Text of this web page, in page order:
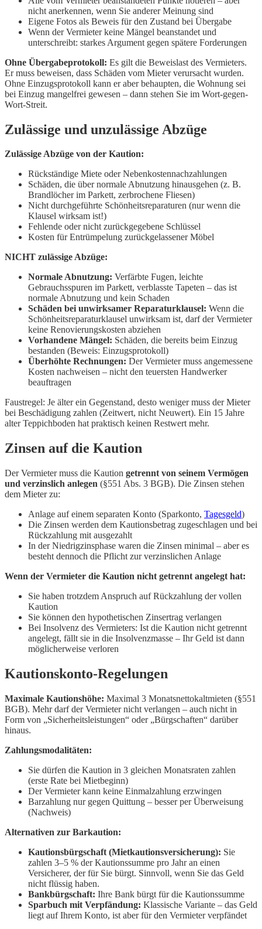
nicht anerkennen, wenn Sie anderer Meinung sind
Eigene Fotos als Beweis für den Zustand bei Übergabe
Wenn der Vermieter keine Mängel beanstandet und
unterschreibt: starkes Argument gegen spätere Forderungen
Ohne Übergabeprotokoll: Es gilt die Beweislast des Vermieters.
Er muss beweisen, dass Schäden vom Mieter verursacht wurden.
Ohne Einzugsprotokoll kann er aber behaupten, die Wohnung sei
bei Einzug mangelfrei gewesen – dann stehen Sie im Wort-gegen-
Wort-Streit.
Zulässige und unzulässige Abzüge
Zulässige Abzüge von der Kaution:
Rückständige Miete oder Nebenkostennachzahlungen
Schäden, die über normale Abnutzung hinausgehen (z. B.
Brandlöcher im Parkett, zerbrochene Fliesen)
Nicht durchgeführte Schönheitsreparaturen (nur wenn die
Klausel wirksam ist!)
Fehlende oder nicht zurückgegebene Schlüssel
Kosten für Entrümpelung zurückgelassener Möbel
NICHT zulässige Abzüge:
Normale Abnutzung: Verfärbte Fugen, leichte
Gebrauchsspuren im Parkett, verblasste Tapeten – das ist
normale Abnutzung und kein Schaden
Schäden bei unwirksamer Reparaturklausel: Wenn die
Schönheitsreparaturklausel unwirksam ist, darf der Vermieter
keine Renovierungskosten abziehen
Vorhandene Mängel: Schäden, die bereits beim Einzug
bestanden (Beweis: Einzugsprotokoll)
Überhöhte Rechnungen: Der Vermieter muss angemessene
Kosten nachweisen – nicht den teuersten Handwerker
beauftragen
Faustregel: Je älter ein Gegenstand, desto weniger muss der Mieter
bei Beschädigung zahlen (Zeitwert, nicht Neuwert). Ein 15 Jahre
alter Teppichboden hat praktisch keinen Restwert mehr.
Zinsen auf die Kaution
Der Vermieter muss die Kaution getrennt von seinem Vermögen
und verzinslich anlegen (§551 Abs. 3 BGB). Die Zinsen stehen
dem Mieter zu:
Anlage auf einem separaten Konto (Sparkonto, Tagesgeld)
Die Zinsen werden dem Kautionsbetrag zugeschlagen und bei
Rückzahlung mit ausgezahlt
In der Niedrigzinsphase waren die Zinsen minimal – aber es
besteht dennoch die Pflicht zur verzinslichen Anlage
Wenn der Vermieter die Kaution nicht getrennt angelegt hat:
Sie haben trotzdem Anspruch auf Rückzahlung der vollen
Kaution
Sie können den hypothetischen Zinsertrag verlangen
Bei Insolvenz des Vermieters: Ist die Kaution nicht getrennt
angelegt, fällt sie in die Insolvenzmasse – Ihr Geld ist dann
möglicherweise verloren
Kautionskonto-Regelungen
Maximale Kautionshöhe: Maximal 3 Monatsnettokaltmieten (§551
BGB). Mehr darf der Vermieter nicht verlangen – auch nicht in
Form von „Sicherheitsleistungen“ oder „Bürgschaften“ darüber
hinaus.
Zahlungsmodalitäten:
Sie dürfen die Kaution in 3 gleichen Monatsraten zahlen
(erste Rate bei Mietbeginn)
Der Vermieter kann keine Einmalzahlung erzwingen
Barzahlung nur gegen Quittung – besser per Überweisung
(Nachweis)
Alternativen zur Barkaution:
Kautionsbürgschaft (Mietkautionsversicherung): Sie
zahlen 3–5 % der Kautionssumme pro Jahr an einen
Versicherer, der für Sie bürgt. Sinnvoll, wenn Sie das Geld
nicht flüssig haben.
Bankbürgschaft: Ihre Bank bürgt für die Kautionssumme
Sparbuch mit Verpfändung: Klassische Variante – das Geld
liegt auf Ihrem Konto, ist aber für den Vermieter verpfändet